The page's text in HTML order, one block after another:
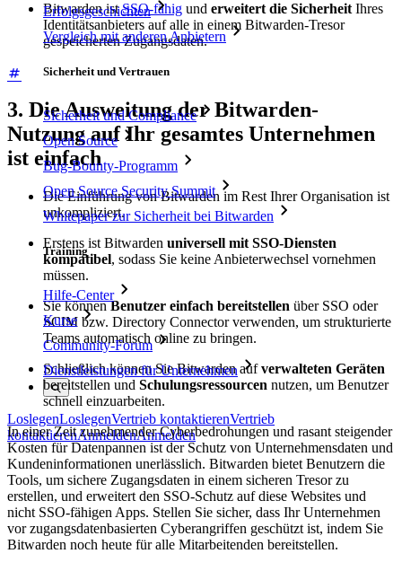
Erfolgsgeschichten
Vergleich mit anderen Anbietern
Sicherheit und Vertrauen
Sicherheit und Compliance
Open Source
Bug-Bounty-Programm
Open Source Security Summit
Whitepaper zur Sicherheit bei Bitwarden
Training
Hilfe-Center
Kurse
Community-Forum
Dienstleistungen für Unternehmen
LoslegenLoslegenVertrieb kontaktierenVertrieb
kontaktierenAnmeldenAnmelden
Bitwarden istSSO-fähig und erweitert die Sicherheit Ihres
Identitätsanbieters auf alle in einem Bitwarden-Tresor
gespeicherten Zugangsdaten.
3. Die Ausweitung der Bitwarden-
Nutzung auf Ihr gesamtes Unternehmen
ist einfach
Die Einführung von Bitwarden im Rest Ihrer Organisation ist
unkompliziert.
Erstens ist Bitwarden universell mit SSO-Diensten
kompatibel, sodass Sie keine Anbieterwechsel vornehmen
müssen.
Sie könnenBenutzer einfach bereitstellen über SSO oder
SCIM bzw. Directory Connector verwenden, um strukturierte
Teams automatisch online zu bringen.
Schließlich können Sie Bitwarden aufverwalteten Geräten
bereitstellen und Schulungsressourcen nutzen, um Benutzer
schnell einzuarbeiten.
In einer Zeit zunehmender Cyberbedrohungen und rasant steigender
Kosten für Datenpannen ist der Schutz von Unternehmensdaten und
Kundeninformationen unerlässlich. Bitwarden bietet Benutzern die
Tools, um sichere Zugangsdaten in einem sicheren Tresor zu
erstellen, und erweitert den SSO-Schutz auf diese Websites und
nicht SSO-fähigen Apps. Stellen Sie sicher, dass Ihr Unternehmen
vor zugangsdatenbasierten Cyberangriffen geschützt ist, indem Sie
Bitwarden noch heute für alle Mitarbeitenden bereitstellen.